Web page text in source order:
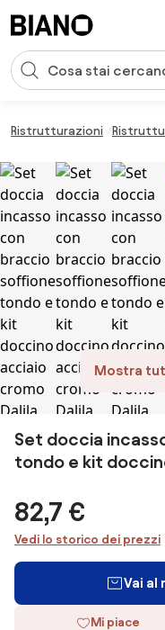
Input della ricerca
Ristrutturazioni
Mostra
Set doccia
tondo e kit
82,7 €
Vedi lo storico dei prezzi
Vai al
Mi piace